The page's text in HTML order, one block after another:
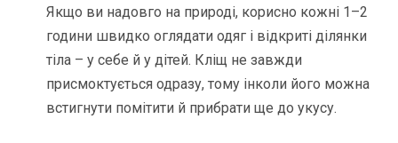
Якщо ви надовго на природі, корисно кожні 1–2
години швидко оглядати одяг і відкриті ділянки
тіла – у себе й у дітей. Кліщ не завжди
присмоктується одразу, тому інколи його можна
встигнути помітити й прибрати ще до укусу.